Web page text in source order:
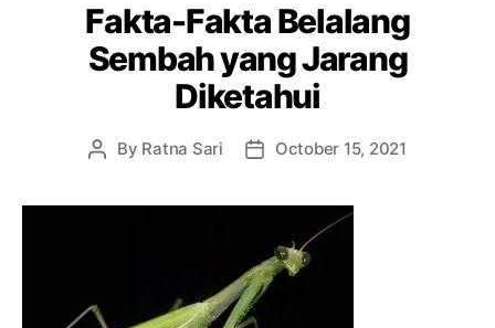
Fakta-Fakta Belalang
Sembah yang Jarang
Diketahui
Post
By Ratna Sari
PostOctober 15, 2021